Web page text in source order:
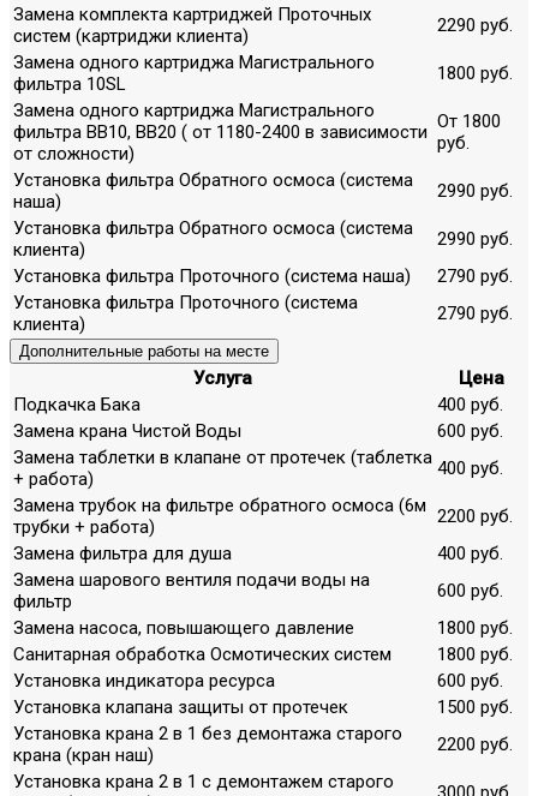
Замена комплекта картриджей Проточных
систем (картриджи клиента)
2290 руб.
Замена одного картриджа Магистрального
фильтра 10SL
1800 руб.
Замена одного картриджа Магистрального
фильтра ВВ10, ВВ20 ( от 1180-2400 в зависимости
от сложности)
От 1800
руб.
Установка фильтра Обратного осмоса (система
наша)
2990 руб.
Установка фильтра Обратного осмоса (система
клиента)
2990 руб.
Установка фильтра Проточного (система наша)
2790 руб.
Установка фильтра Проточного (система
клиента)
2790 руб.
Дополнительные работы на месте
Услуга
Цена
Подкачка Бака
400 руб.
Замена крана Чистой Воды
600 руб.
Замена таблетки в клапане от протечек (таблетка
+ работа)
400 руб.
Замена трубок на фильтре обратного осмоса (6м
трубки + работа)
2200 руб.
Замена фильтра для душа
400 руб.
Замена шарового вентиля подачи воды на
фильтр
600 руб.
Замена насоса, повышающего давление
1800 руб.
Санитарная обработка Осмотических систем
1800 руб.
Установка индикатора ресурса
600 руб.
Установка клапана защиты от протечек
1500 руб.
Установка крана 2 в 1 без демонтажа старого
крана (кран наш)
2200 руб.
Установка крана 2 в 1 с демонтажем старого